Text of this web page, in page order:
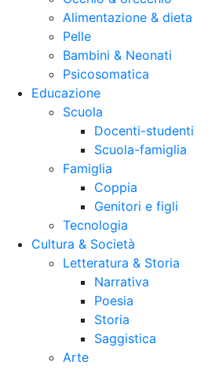
Alimentazione & dieta
Pelle
Bambini & Neonati
Psicosomatica
Educazione
Scuola
Docenti-studenti
Scuola-famiglia
Famiglia
Coppia
Genitori e figli
Tecnologia
Cultura & Società
Letteratura & Storia
Narrativa
Poesia
Storia
Saggistica
Arte